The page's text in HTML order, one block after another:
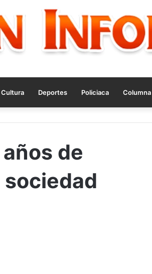
Cultura Deportes Policiaca Columna
de